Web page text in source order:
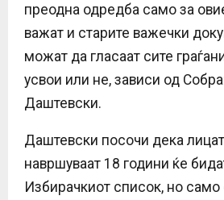
преодна одредба само за
важат и старите важечки
можат да гласаат сите
усвои или не, зависи од
Даштевски.
Даштевски посочи дека
навршуваат 18 години ќе
Избирачкиот список, но само